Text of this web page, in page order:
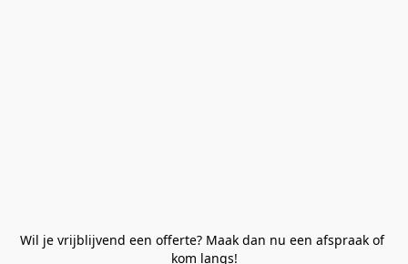
Wil je vrijblijvend een offerte? Maak dan nu een afspraak of
kom langs!